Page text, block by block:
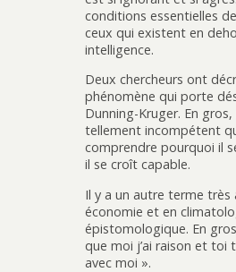
conditions essentielles
ceux qui existent en
intelligence.
Deux chercheurs ont
phénomène qui porte
Dunning-Kruger. En
tellement incompétent
comprendre pourquoi il
il se croît capable.
Il y a un autre terme très
économie et en
épistomologique. En
que moi j’ai raison et toi
avec moi ».